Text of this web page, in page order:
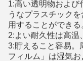
1:高い透明物および
うなプラスチック
用することができる
2:よい耐久性は高温
3:貯えること容易。
フィルム」は湿気お